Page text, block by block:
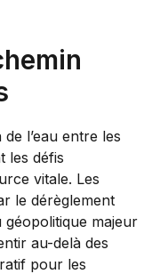
l’eau entre les
les défis
vitale. Les
le dérèglement
géopolitique majeur
au-delà des
pour les